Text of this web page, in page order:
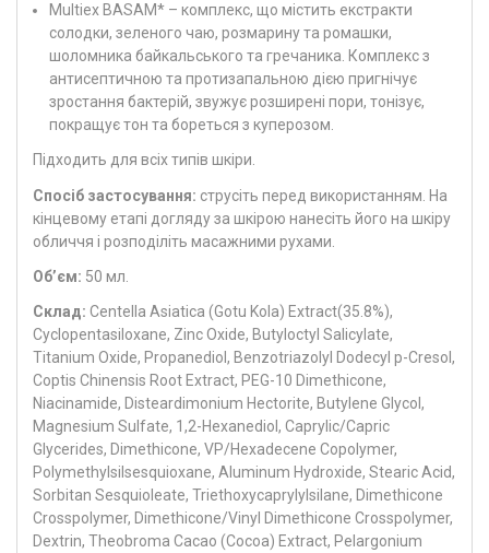
Multiex BASAM* – комплекс, що містить екстракти
солодки, зеленого чаю, розмарину та ромашки,
шоломника байкальського та гречаника. Комплекс з
антисептичною та протизапальною дією пригнічує
зростання бактерій, звужує розширені пори, тонізує,
покращує тон та бореться з куперозом.
Підходить для всіх типів шкіри.
Спосіб застосування: струсіть перед використанням. На
кінцевому етапі догляду за шкірою нанесіть його на шкіру
обличчя і розподіліть масажними рухами.
Об’єм: 50 мл.
Склад: Centella Asiatica (Gotu Kola) Extract(35.8%),
Cyclopentasiloxane, Zinc Oxide, Butyloctyl Salicylate,
Titanium Oxide, Propanediol, Benzotriazolyl Dodecyl p-Cresol,
Coptis Chinensis Root Extract, PEG-10 Dimethicone,
Niacinamide, Disteardimonium Hectorite, Butylene Glycol,
Magnesium Sulfate, 1,2-Hexanediol, Caprylic/Capric
Glycerides, Dimethicone, VP/Hexadecene Copolymer,
Polymethylsilsesquioxane, Aluminum Hydroxide, Stearic Acid,
Sorbitan Sesquioleate, Triethoxycaprylylsilane, Dimethicone
Crosspolymer, Dimethicone/Vinyl Dimethicone Crosspolymer,
Dextrin, Theobroma Cacao (Cocoa) Extract, Pelargonium